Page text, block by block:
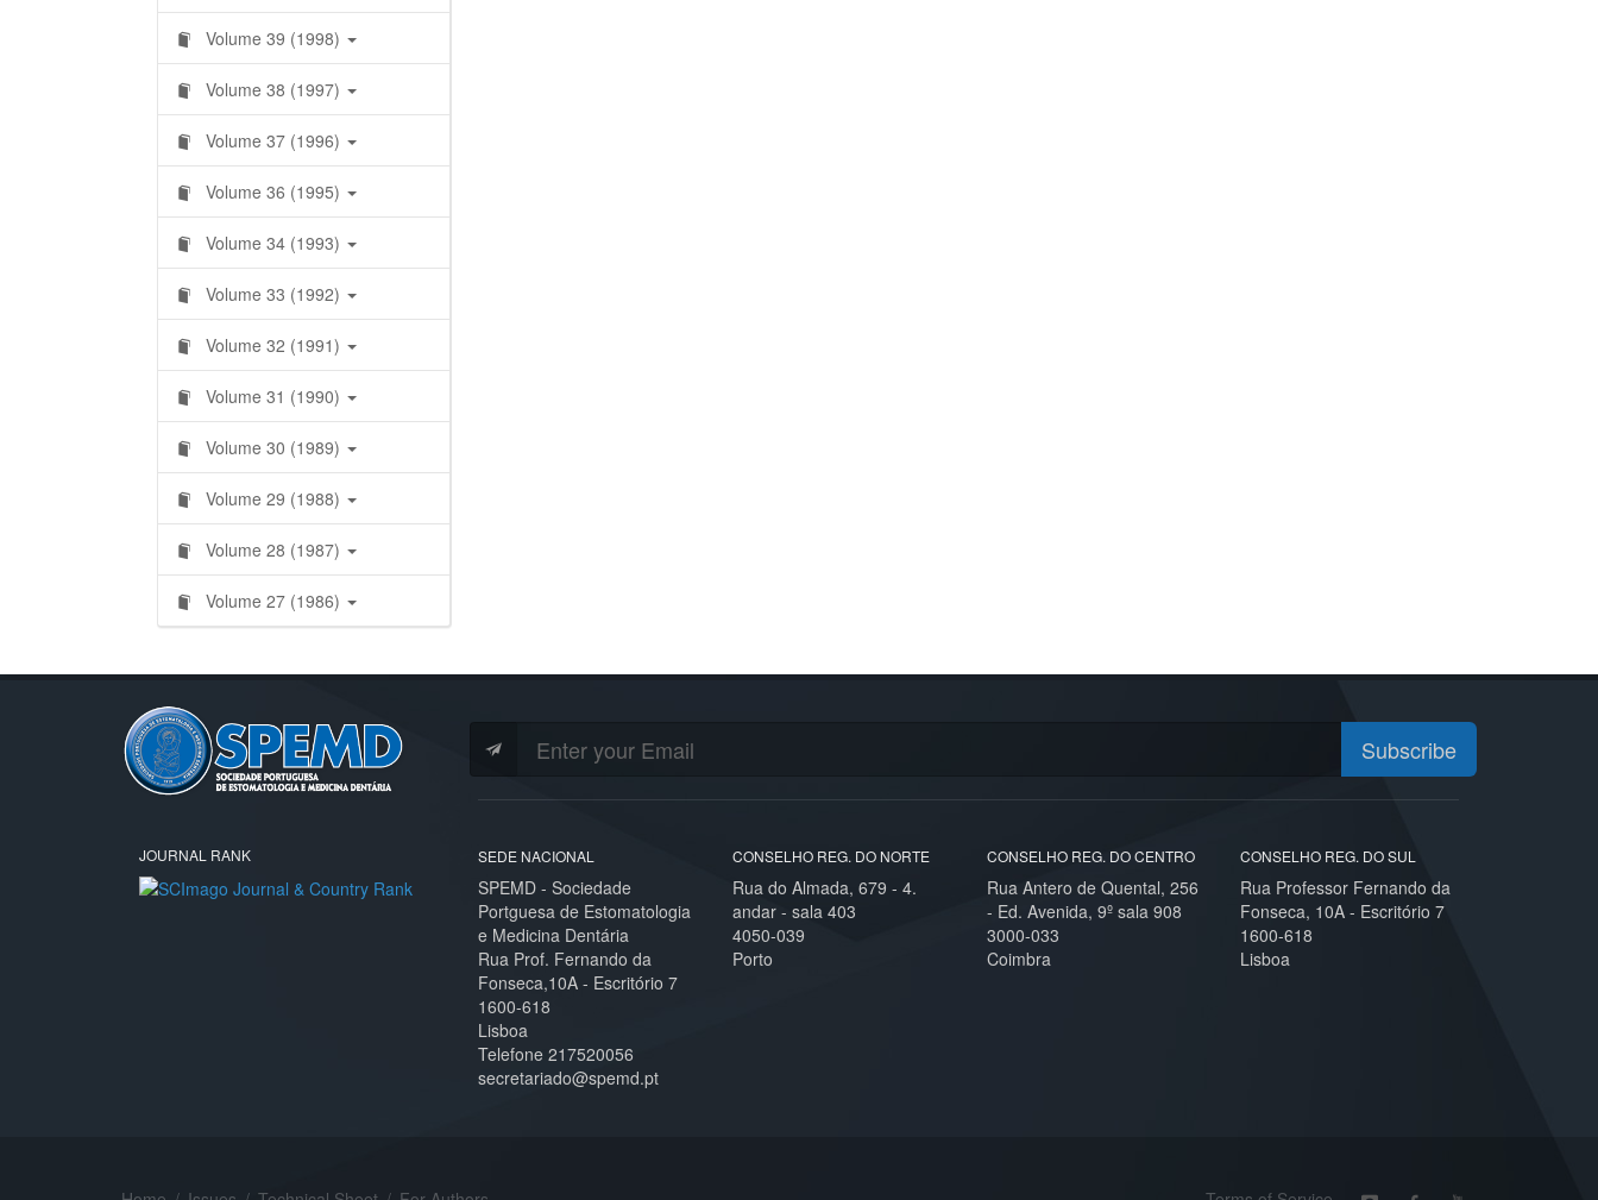
Volume 39 (1998)
Volume 38 (1997)
Volume 37 (1996)
Volume 36 (1995)
Volume 34 (1993)
Volume 33 (1992)
Volume 32 (1991)
Volume 31 (1990)
Volume 30 (1989)
Volume 29 (1988)
Volume 28 (1987)
Volume 27 (1986)
Subscribe
JOURNAL RANK SEDE NACIONAL
SPEMD - Sociedade
Portguesa de Estomatologia
e Medicina Dentária
Rua Prof. Fernando da
Fonseca,10A - Escritório 7
1600-618
Lisboa
Telefone 217520056
secretariado@spemd.pt
CONSELHO REG. DO NORTE
Rua do Almada, 679 - 4.
andar - sala 403
4050-039
Porto
CONSELHO REG. DO CENTRO
Rua Antero de Quental, 256
- Ed. Avenida, 9º sala 908
3000-033
Coimbra
CONSELHO REG. DO SUL
Rua Professor Fernando da
Fonseca, 10A - Escritório 7
1600-618
Lisboa